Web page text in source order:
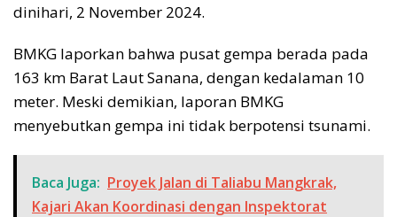
dinihari, 2 November 2024.
BMKG laporkan bahwa pusat gempa berada pada
163 km Barat Laut Sanana, dengan kedalaman 10
meter. Meski demikian, laporan BMKG
menyebutkan gempa ini tidak berpotensi tsunami.
Baca Juga: Proyek Jalan di Taliabu Mangkrak,
Kajari Akan Koordinasi dengan Inspektorat